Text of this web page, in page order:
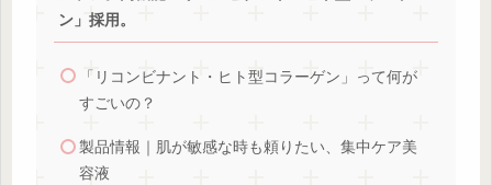
ン」採用。
「リコンビナント・ヒト型コラーゲン」って何が
すごいの？
製品情報｜肌が敏感な時も頼りたい、集中ケア美
容液